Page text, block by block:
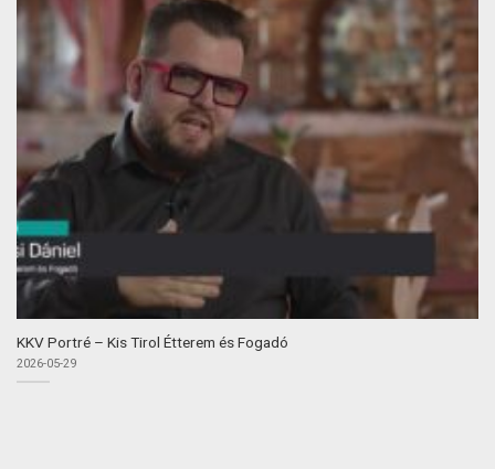
KKV Portré – Kis Tirol Étterem és Fogadó
2026-05-29